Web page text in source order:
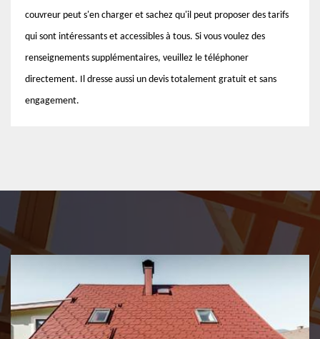
couvreur peut s'en charger et sachez qu'il peut proposer des tarifs
qui sont intéressants et accessibles à tous. Si vous voulez des
renseignements supplémentaires, veuillez le téléphoner
directement. Il dresse aussi un devis totalement gratuit et sans
engagement.